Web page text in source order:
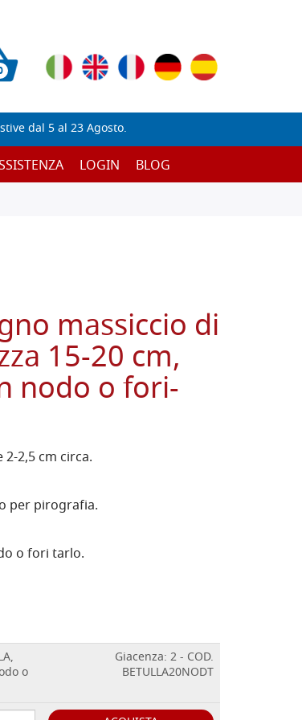
dal 5 al 23 Agosto.
LOGIN BLOG
massiccio di
15-20 cm,
nodo o fori-
2,5 cm circa.
per pirografia.
o fori tarlo.
o
Giacenza: 2 - COD.
BETULLA20NODT